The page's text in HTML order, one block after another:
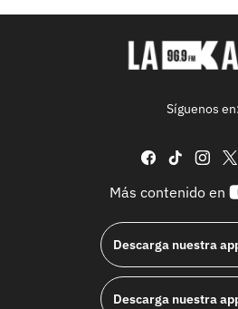
Síguenos en:
facebook
tiktok
Más contenido en
Descarga nuestra
Descarga nuestra